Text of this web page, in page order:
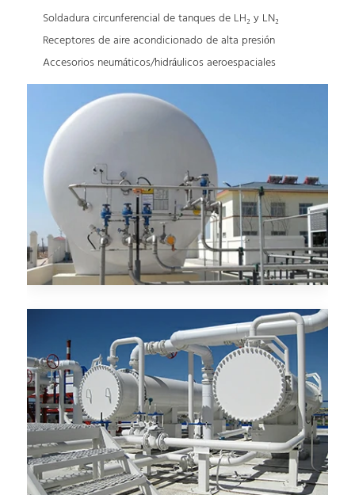
Soldadura circunferencial de tanques de LH₂ y LN₂
Receptores de aire acondicionado de alta presión
Accesorios neumáticos/hidráulicos aeroespaciales